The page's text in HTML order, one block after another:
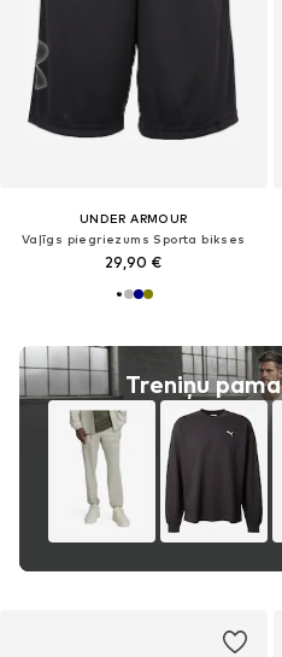
UNDER ARMOUR
Vaļīgs piegriezums Sporta bikses
29,90 €
Treniņu